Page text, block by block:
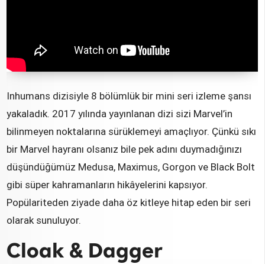
Inhumans dizisiyle 8 bölümlük bir mini seri izleme şansı
yakaladık. 2017 yılında yayınlanan dizi sizi Marvel’in
bilinmeyen noktalarına sürüklemeyi amaçlıyor. Çünkü sıkı
bir Marvel hayranı olsanız bile pek adını duymadığınızı
düşündüğümüz Medusa, Maximus, Gorgon ve Black Bolt
gibi süper kahramanların hikâyelerini kapsıyor.
Popülariteden ziyade daha öz kitleye hitap eden bir seri
olarak sunuluyor.
Cloak & Dagger